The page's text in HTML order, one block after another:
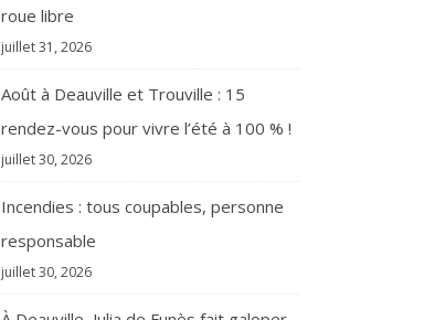
roue libre
juillet 31, 2026
Août à Deauville et Trouville : 15
rendez-vous pour vivre l’été à 100 % !
juillet 30, 2026
Incendies : tous coupables, personne
responsable
juillet 30, 2026